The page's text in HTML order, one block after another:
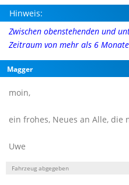
Hinweis:
Zwischen obenstehenden und
Zeitraum von mehr als 6
Magger
moin,
ein frohes, Neues an Alle, die
Uwe
Fahrzeug abgegeben